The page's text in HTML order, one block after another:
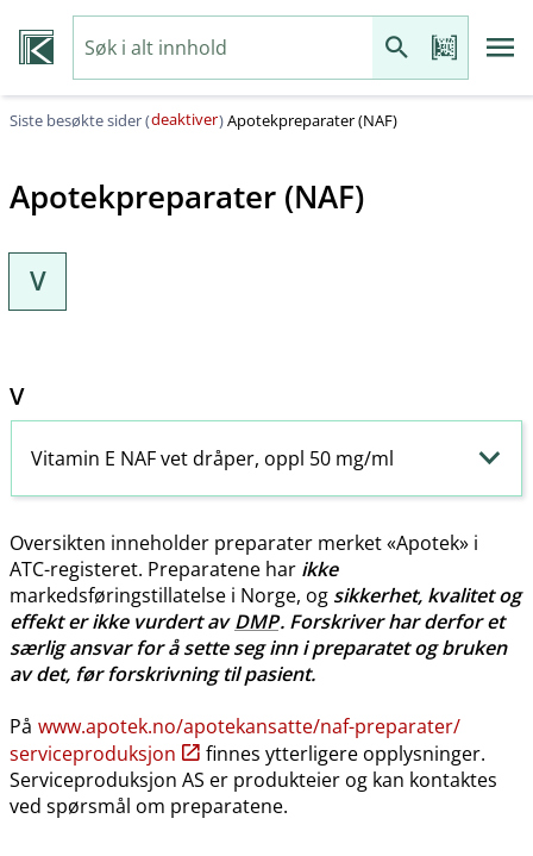
Siste besøkte sider (deaktiver)Apotekpreparater (NAF)
Apotekpreparater (NAF)
V
V
Vitamin E NAF vet dråper, oppl 50 mg/ml
Oversikten inneholder preparater merket «Apotek» i
ATC-registeret. Preparatene har ikke
markedsføringstillatelse i Norge, og sikkerhet, kvalitet og
effekt er ikke vurdert avDMP. Forskriver har derfor et
særlig ansvar for å sette seg inn i preparatet og bruken
av det, før forskrivning til pasient.
På www.apotek.no​/​apotekansatte​/​naf-preparater​/​
serviceproduksjon
finnes ytterligere opplysninger.
Serviceproduksjon AS er produkteier og kan kontaktes
ved spørsmål om preparatene.